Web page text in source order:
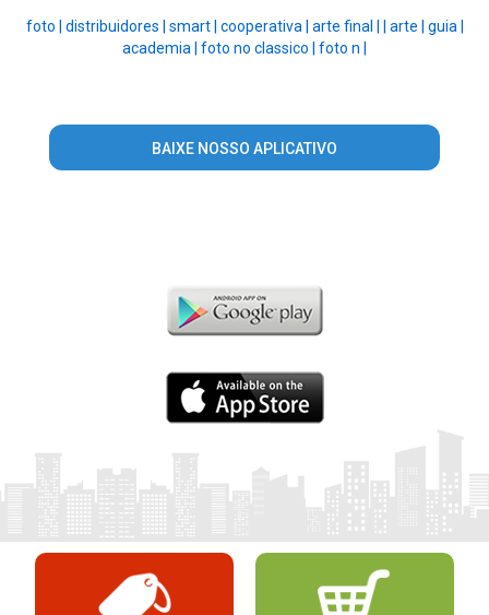
foto | distribuidores | smart | cooperativa | arte final | arte | guia |
academia | foto no classico | foto n |
BAIXE NOSSO APLICATIVO